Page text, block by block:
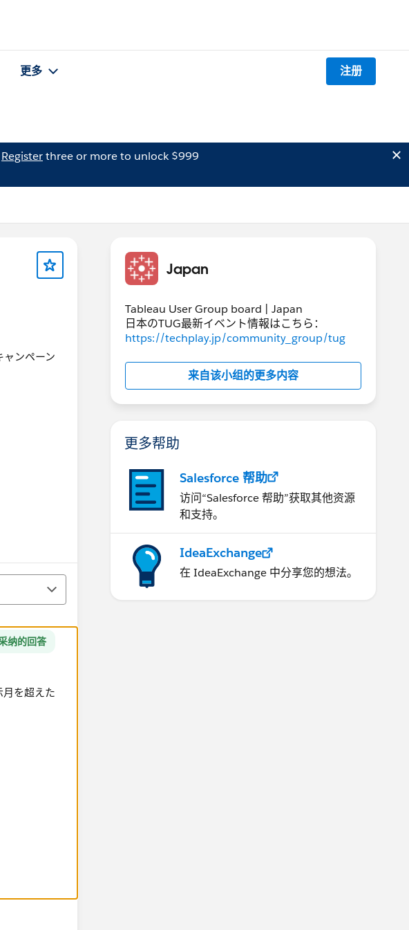
更多 注册
Registerthree or more to unlock $999
ンペーン
纳的回答
を超えた
Japan
Tableau User Group board | Japan
日本のTUG最新イベント情報はこちら：
https://techplay.jp/community_group/tug
来自该小组的更多内容
更多帮助
Salesforce 帮助
访问“Salesforce 帮助”获取其他资源
和支持。
IdeaExchange
在 IdeaExchange 中分享您的想法。